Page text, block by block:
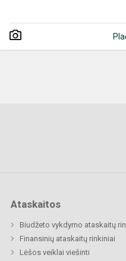
Ataskaitos
Biudžeto vykdymo ataskaitų
Finansinių ataskaitų rinkiniai
Lėšos veiklai viešinti